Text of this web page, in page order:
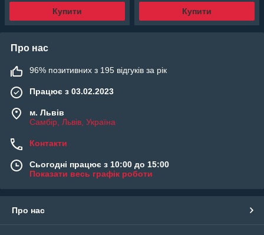
Купити Купити
Про нас
96% позитивних з 195 відгуків за рік
Працює з 03.02.2023
м. Львів
Самбір, Львів, Україна
Контакти
Сьогодні працює з 10:00 до 15:00
Показати весь графік роботи
Про нас